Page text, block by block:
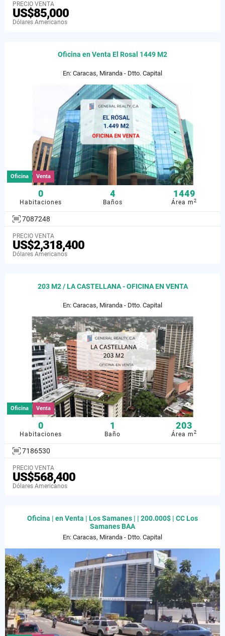
PRECIO VENTA
US$85,000
Dólares Americanos
Oficina en Venta El Rosal 1449 M2
En: Caracas, Miranda - Dtto. Capital
Oficina Venta
0
Habitaciones
4
Baños
1449
Área m2
7087248
PRECIO VENTA
US$2,318,400
Dólares Americanos
203 M2 / LA CASTELLANA - OFICINA EN VENTA
En: Caracas, Miranda - Dtto. Capital
Oficina Venta
0
Habitaciones
1
Baño
203
Área m2
7186530
PRECIO VENTA
US$568,400
Dólares Americanos
Oficina | en Venta | Los Samanes | | 200.000$ | CC Los
Samanes BAA
En: Caracas, Miranda - Dtto. Capital